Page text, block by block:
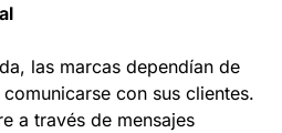
las marcas dependían de
con sus clientes.
a través de mensajes